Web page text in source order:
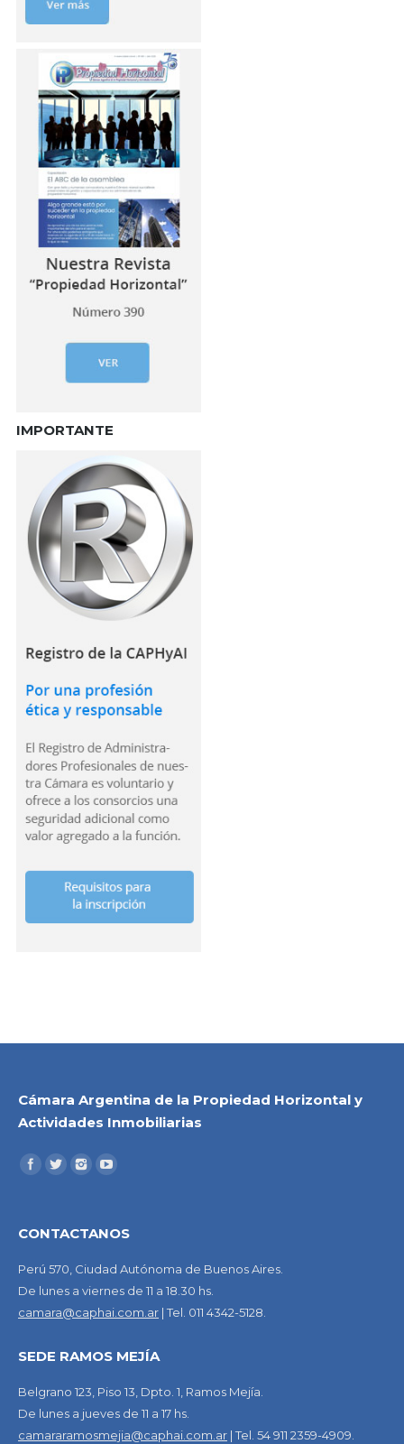
IMPORTANTE
Cámara Argentina de la Propiedad Horizontal y
Actividades Inmobiliarias
CONTACTANOS
Perú 570, Ciudad Autónoma de Buenos Aires.
De lunes a viernes de 11 a 18.30 hs.
camara@caphai.com.ar | Tel. 011 4342-5128.
SEDE RAMOS MEJÍA
Belgrano 123, Piso 13, Dpto. 1, Ramos Mejía.
De lunes a jueves de 11 a 17 hs.
camararamosmejia@caphai.com.ar | Tel. 54 911 2359-4909.